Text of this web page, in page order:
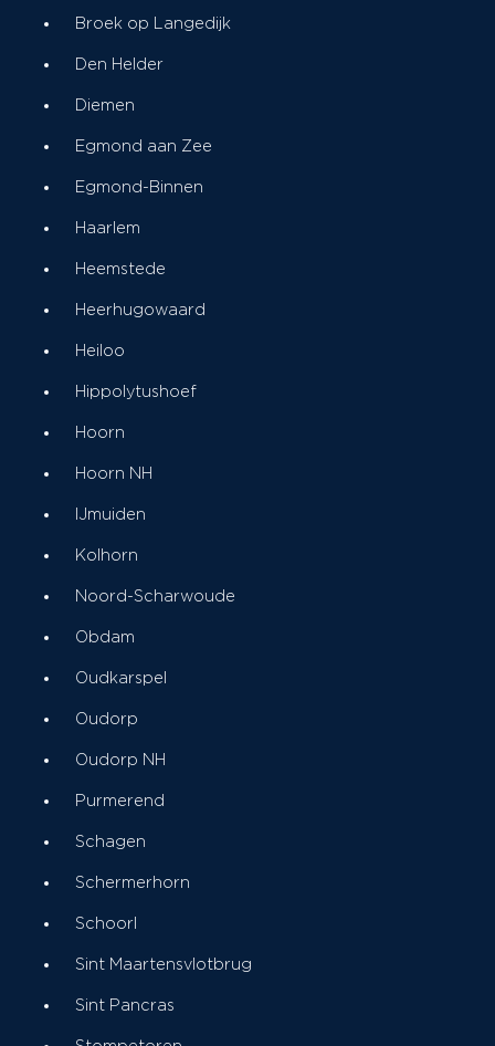
Broek op Langedijk
Den Helder
Diemen
Egmond aan Zee
Egmond-Binnen
Haarlem
Heemstede
Heerhugowaard
Heiloo
Hippolytushoef
Hoorn
Hoorn NH
IJmuiden
Kolhorn
Noord-Scharwoude
Obdam
Oudkarspel
Oudorp
Oudorp NH
Purmerend
Schagen
Schermerhorn
Schoorl
Sint Maartensvlotbrug
Sint Pancras